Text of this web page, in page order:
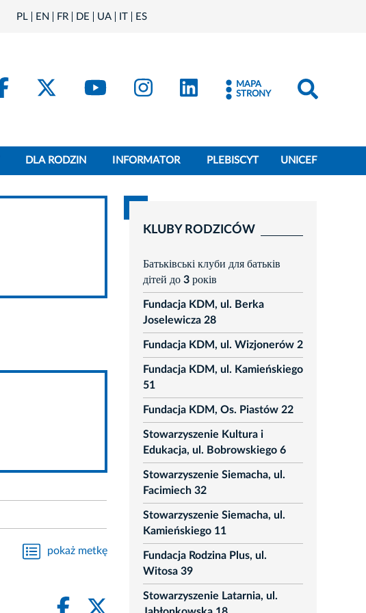
PL EN FR DE UA IT ES
FacebookKraków - X
Kraków - YouTube
Kraków - Instagram
Kraków - LinkedIn
MAPA
STRONY
DLA RODZIN INFORMATOR PLEBISCYT UNICEF
pokaż metkę
KLUBY RODZICÓW
Батьківські клуби для батьків
дітей до 3 років
Fundacja KDM, ul. Berka
Joselewicza 28
Fundacja KDM, ul. Wizjonerów 2
Fundacja KDM, ul. Kamieńskiego
51
Fundacja KDM, Os. Piastów 22
Stowarzyszenie Kultura i
Edukacja, ul. Bobrowskiego 6
Stowarzyszenie Siemacha, ul.
Facimiech 32
Stowarzyszenie Siemacha, ul.
Kamieńskiego 11
Fundacja Rodzina Plus, ul.
Witosa 39
Stowarzyszenie Latarnia, ul.